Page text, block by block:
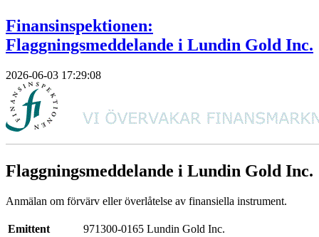
Finansinspektionen:
Flaggningsmeddelande i Lundin Gold Inc.
2026-06-03 17:29:08
Flaggningsmeddelande i Lundin Gold Inc.
Anmälan om förvärv eller överlåtelse av finansiella instrument.
Emittent
971300-0165 Lundin Gold Inc.